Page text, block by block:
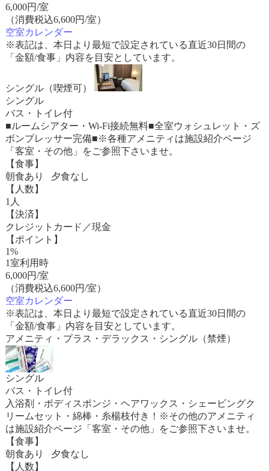
6,000円/室
（消費税込6,600円/室）
空室カレンダー
※表記は、本日より最短で設定されている直近30日間の
「金額/食事」内容を目安としています。
シングル（喫煙可）
シングル
バス・トイレ付
■ルームシアター・Wi-Fi接続無料■全室ウォシュレット・ズ
ボンプレッサー完備■※各種アメニティは施設紹介ページ
「客室・その他」をご参照下さいませ。
【食事】
朝食あり 夕食なし
【人数】
1人
【決済】
クレジットカード／現金
【ポイント】
1%
1室利用時
6,000円/室
（消費税込6,600円/室）
空室カレンダー
※表記は、本日より最短で設定されている直近30日間の
「金額/食事」内容を目安としています。
アメニティ・プラス・デラックス・シングル（禁煙）
シングル
バス・トイレ付
入浴剤・ボディスポンジ・ヘアワックス・シェービングク
リームセット・綿棒・糸楊枝付き！※その他のアメニティ
は施設紹介ページ「客室・その他」をご参照下さいませ。
【食事】
朝食あり 夕食なし
【人数】